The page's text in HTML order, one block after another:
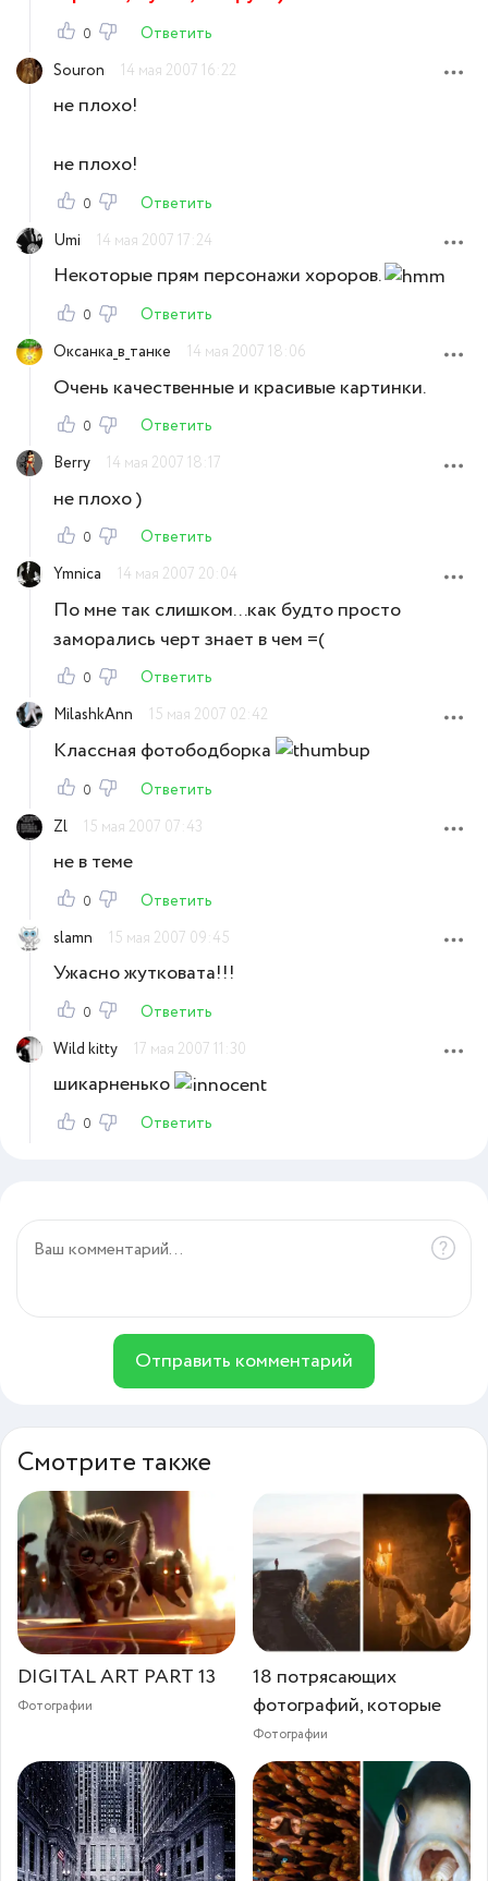
0
Ответить
Souron
14 мая 2007 16:22
не плохо!
не плохо!
0
Ответить
Umi
14 мая 2007 17:24
Некоторые прям персонажи хороров.
0
Ответить
Оксанка_в_танке
14 мая 2007 18:06
Очень качественные и красивые картинки.
0
Ответить
Berry
14 мая 2007 18:17
не плохо )
0
Ответить
Ymnica
14 мая 2007 20:04
По мне так слишком...как будто просто
заморались черт знает в чем =(
0
Ответить
MilashkAnn
15 мая 2007 02:42
Классная фотободборка
0
Ответить
Zl
15 мая 2007 07:43
не в теме
0
Ответить
slamn
15 мая 2007 09:45
Ужасно жутковата!!!
0
Ответить
Wild kitty
17 мая 2007 11:30
шикарненько
0 Ответить
Отправить комментарий
Смотрите также
DIGITAL ART PART 13
Фотографии
18 потрясающих
фотографий, которые
Фотографии